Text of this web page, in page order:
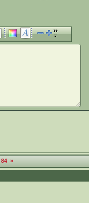
84 »